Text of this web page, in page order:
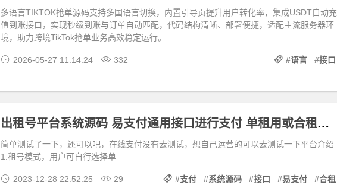
多语言TIKTOK抢单源码支持多国语言切换，内置引导页提升用户转化率，集成USDT自动充
值到账接口，实现秒级到账与订单自动匹配，代码结构清晰、部署便捷，适配主流服务器环
境，助力跨境TikTok抢单业务高效稳定运行。
2026-05-27 11:14:24 332 #语言 #接口
出租号平台系统源码 易支付通用接口进行支付 单租用或合租模式
简单测试了一下，还可以吧，在线支付没有去测试，想自己运营的可以去测试一下平台介绍
1.租号模式，用户可自行选择单
2023-12-28 22:52:25 29 #支付 #系统源码 #接口 #易支付 #合租